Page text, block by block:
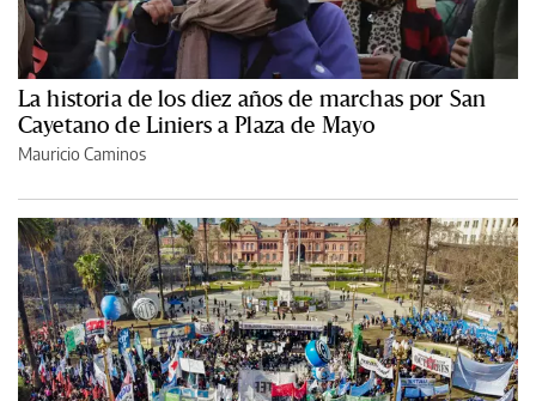
La historia de los diez años de marchas por San
Cayetano de Liniers a Plaza de Mayo
Mauricio Caminos